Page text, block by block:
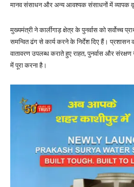
मानव संसाधन और अन्य आवश्यक संसाधनों में व्यापक
मुख्यमंत्री ने कार्लीगाड़ क्षेत्र के पुनर्वास को सर्वोच्च
समन्वित ढंग से कार्य करने के निर्देश दिए हैं। प्रशासन
वातावरण उपलब्ध कराते हुए राहत, पुनर्वास और संरक्षण
में पूरा करना है।